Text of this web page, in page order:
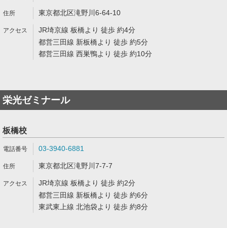
東京都北区滝野川6-64-10
JR埼京線 板橋より 徒歩 約4分
都営三田線 新板橋より 徒歩 約5分
都営三田線 西巣鴨より 徒歩 約10分
栄光ゼミナール
板橋校
03-3940-6881
東京都北区滝野川7-7-7
JR埼京線 板橋より 徒歩 約2分
都営三田線 新板橋より 徒歩 約6分
東武東上線 北池袋より 徒歩 約8分